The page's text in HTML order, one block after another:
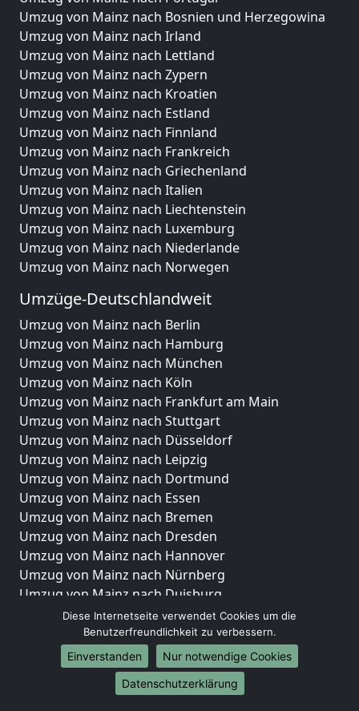
Umzug von Mainz nach Bosnien und Herzegowina
Umzug von Mainz nach Irland
Umzug von Mainz nach Lettland
Umzug von Mainz nach Zypern
Umzug von Mainz nach Kroatien
Umzug von Mainz nach Estland
Umzug von Mainz nach Finnland
Umzug von Mainz nach Frankreich
Umzug von Mainz nach Griechenland
Umzug von Mainz nach Italien
Umzug von Mainz nach Liechtenstein
Umzug von Mainz nach Luxemburg
Umzug von Mainz nach Niederlande
Umzug von Mainz nach Norwegen
Umzüge-Deutschlandweit
Umzug von Mainz nach Berlin
Umzug von Mainz nach Hamburg
Umzug von Mainz nach München
Umzug von Mainz nach Köln
Umzug von Mainz nach Frankfurt am Main
Umzug von Mainz nach Stuttgart
Umzug von Mainz nach Düsseldorf
Umzug von Mainz nach Leipzig
Umzug von Mainz nach Dortmund
Umzug von Mainz nach Essen
Umzug von Mainz nach Bremen
Umzug von Mainz nach Dresden
Umzug von Mainz nach Hannover
Umzug von Mainz nach Nürnberg
Umzug von Mainz nach Duisburg
Umzug von Mainz nach Bochum
Umzug von Mainz nach Wuppertal
Umzug von Mainz nach Bielefeld
Umzug von Mainz nach Bonn
Umzug von Mainz nach Münster
Diese Internetseite verwendet Cookies um die
Benutzerfreundlichkeit zu verbessern.
Einverstanden
Nur notwendige Cookies
Datenschutzerklärung